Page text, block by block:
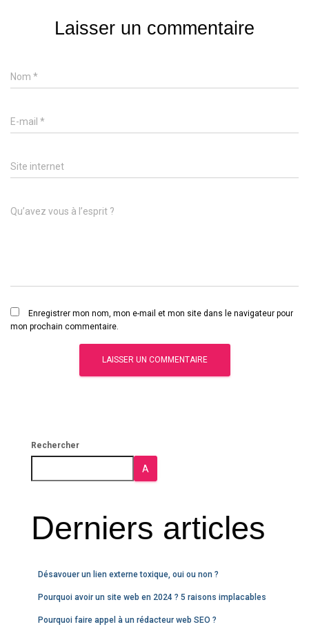
Laisser un commentaire
Nom *
E-mail *
Site internet
Qu’avez vous à l’esprit ?
Enregistrer mon nom, mon e-mail et mon site dans le navigateur pour
mon prochain commentaire.
Rechercher
A
Derniers articles
Désavouer un lien externe toxique, oui ou non ?
Pourquoi avoir un site web en 2024 ? 5 raisons implacables
Pourquoi faire appel à un rédacteur web SEO ?